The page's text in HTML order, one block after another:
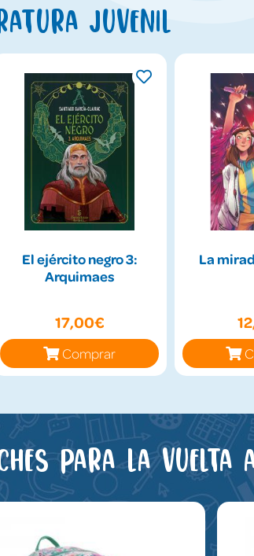
juvenil
El ejército negro 3:
Arquimaes
17,00€
Comprar
La
para la vuelta